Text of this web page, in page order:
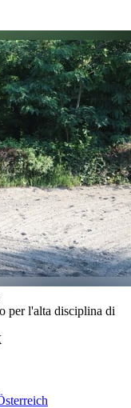
per l'alta disciplina di